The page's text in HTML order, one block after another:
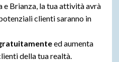
Brianza, la tua attività avrà
clienti saranno in
ed aumenta
della tua realtà.